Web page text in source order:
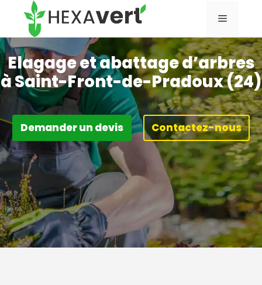
contenu
Menu
Elagage et abattage d’arbres
à Saint-Front-de-Pradoux (24)
Demander un devis Contactez-nous